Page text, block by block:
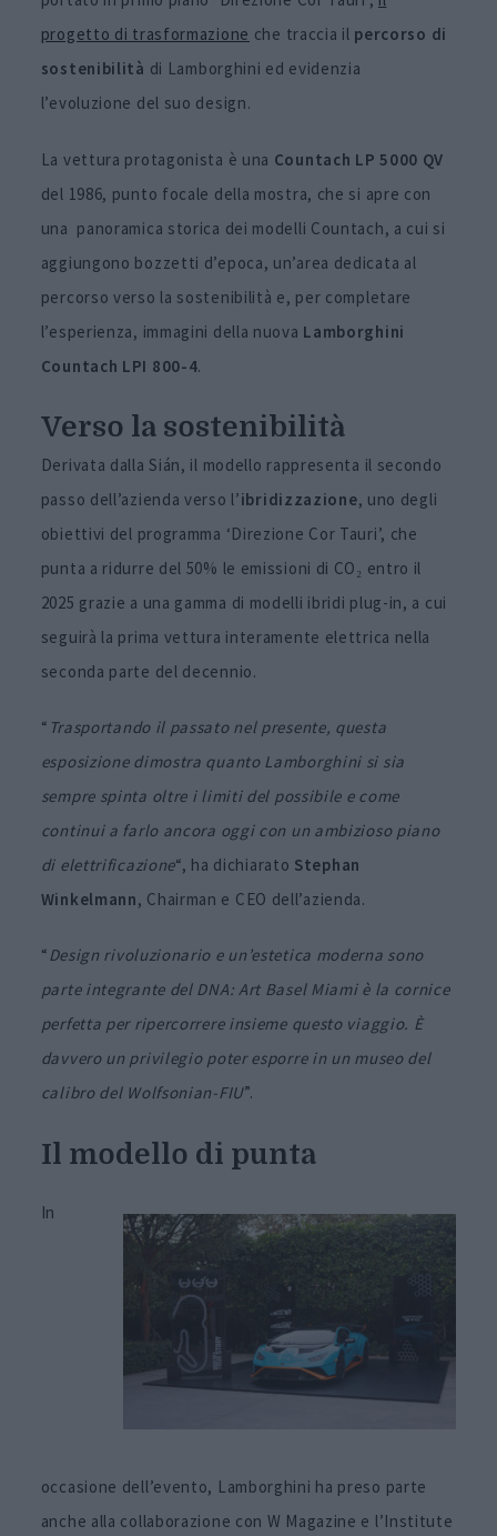
progetto di trasformazione che traccia il percorso di
sostenibilità di Lamborghini ed evidenzia
l’evoluzione del suo design.
La vettura protagonista è una Countach LP 5000 QV
del 1986, punto focale della mostra, che si apre con
una panoramica storica dei modelli Countach, a cui si
aggiungono bozzetti d’epoca, un’area dedicata al
percorso verso la sostenibilità e, per completare
l’esperienza, immagini della nuova Lamborghini
Countach LPI 800-4.
Verso la sostenibilità
Derivata dalla Sián, il modello rappresenta il secondo
passo dell’azienda verso l’ibridizzazione, uno degli
obiettivi del programma ‘Direzione Cor Tauri’, che
punta a ridurre del 50% le emissioni di CO₂ entro il
2025 grazie a una gamma di modelli ibridi plug-in, a cui
seguirà la prima vettura interamente elettrica nella
seconda parte del decennio.
“ Trasportando il passato nel presente, questa
esposizione dimostra quanto Lamborghini si sia
sempre spinta oltre i limiti del possibile e come
continui a farlo ancora oggi con un ambizioso piano
di elettrificazione“, ha dichiarato Stephan
Winkelmann, Chairman e CEO dell’azienda.
“Design rivoluzionario e un’estetica moderna sono
parte integrante del DNA: Art Basel Miami è la cornice
perfetta per ripercorrere insieme questo viaggio. È
davvero un privilegio poter esporre in un museo del
calibro del Wolfsonian-FIU”.
Il modello di punta
In
occasione dell’evento, Lamborghini ha preso parte
anche alla collaborazione con W Magazine e l’Institute